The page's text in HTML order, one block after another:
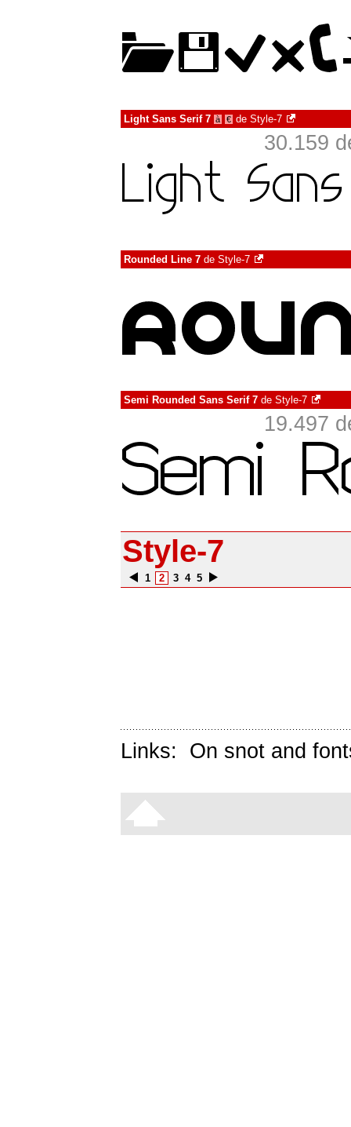
Light Sans Serif 7 à € de Style-7
30.159
Rounded Line 7 de Style-7
Semi Rounded Sans Serif 7 de Style-7
19.497
Style-7
1 2 3 4 5
Links: On snot and